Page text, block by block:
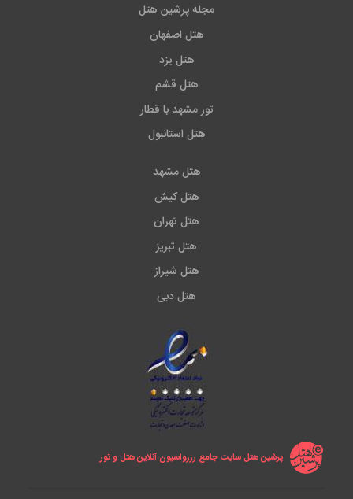
مجله پرشین هتل
هتل اصفهان
هتل یزد
هتل قشم
تور مشهد با قطار
هتل استانبول
هتل مشهد
هتل کیش
هتل تهران
هتل تبریز
هتل شیراز
هتل دبی
پرشین هتل سایت جامع رزرواسیون آنلاین هتل و تور